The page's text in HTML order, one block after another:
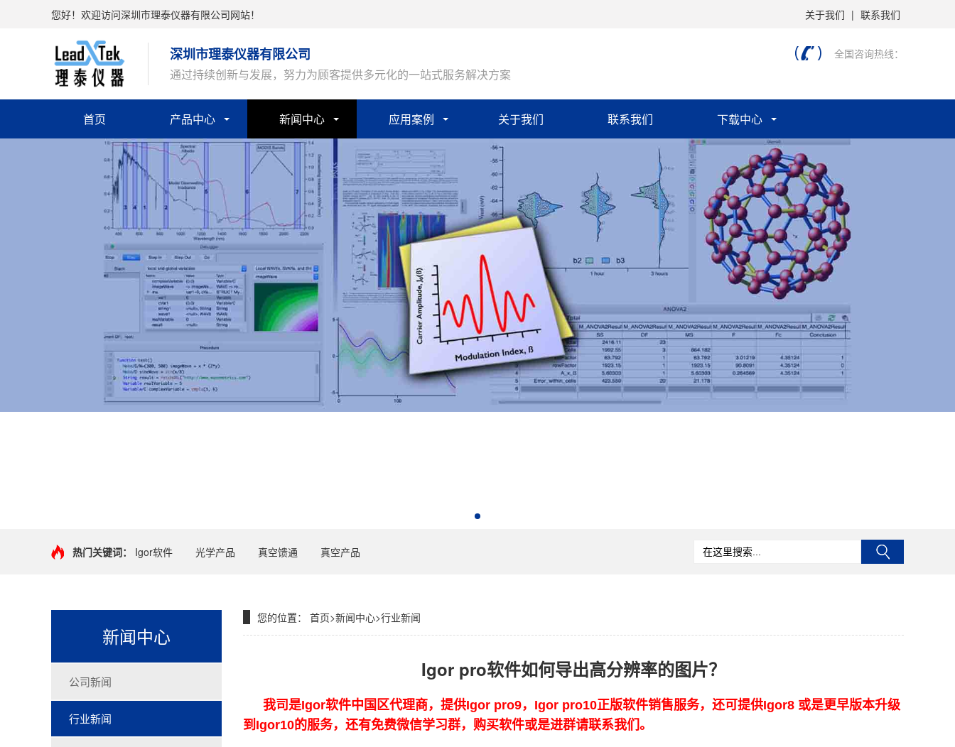
您好！欢迎访问深圳市理泰仪器有限公司网站！ 关于我们 | 联系我们
深圳市理泰仪器有限公司
通过持续创新与发展，努力为顾客提供多元化的一站式服务解决方案
全国咨询热线：
首页 产品中心 新闻中心 应用案例 关于我们 联系我们 下载中心
热门关键词：
Igor软件 光学产品 真空馈通 真空产品
新闻中心
公司新闻
行业新闻
您的位置： 首页>新闻中心>行业新闻
Igor pro软件如何导出高分辨率的图片？
我司是Igor软件中国区代理商，提供Igor pro9，Igor pro10正版软件销售服务，还可提供Igor8 或是更早版本升级
到Igor10的服务，还有免费微信学习群，购买软件或是进群请联系我们。